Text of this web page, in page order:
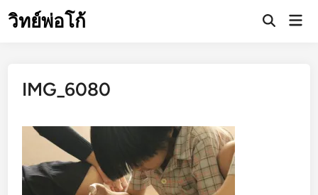
toวิทย์พ่อโก้
Open
IMG_6080